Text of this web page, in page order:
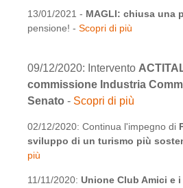
13/01/2021 - MAGLI: chiusa una
pensione! - Scopri di più
09/12/2020: Intervento
commissione Industria
Senato - Scopri di più
02/12/2020: Continua l'impegno di
sviluppo di un turismo più
più
11/11/2020: Unione Club Amici e